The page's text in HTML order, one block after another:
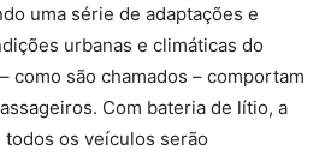
uma série de adaptações e
urbanas e climáticas do
como são chamados – comportam
Com bateria de lítio, a
os veículos serão